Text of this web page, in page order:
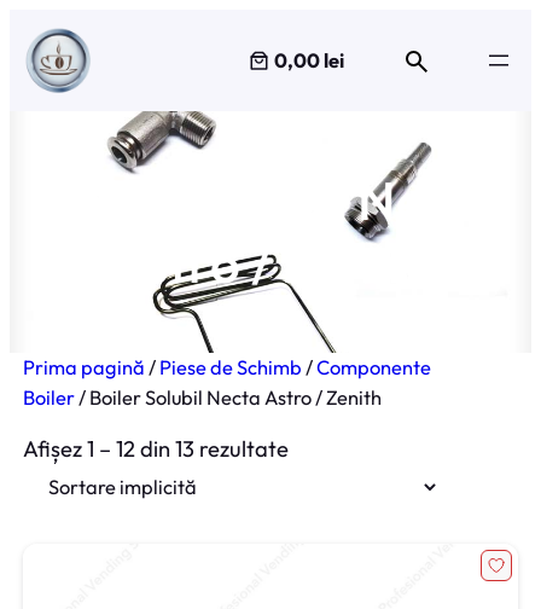
Sari
conținut
0,00 lei
Boiler Solubil Necta
Astro / Zenith
Prima pagină / Piese de Schimb /Componente
Boiler/ Boiler Solubil Necta Astro / Zenith
Afișez 1 – 12 din 13 rezultate